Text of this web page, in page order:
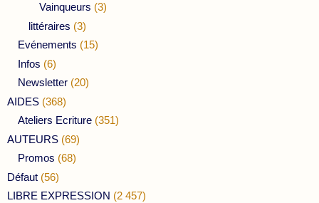
Vainqueurs (3)
littéraires (3)
Evénements (15)
Infos (6)
Newsletter (20)
AIDES (368)
Ateliers Ecriture (351)
AUTEURS (69)
Promos (68)
Défaut (56)
LIBRE EXPRESSION (2 457)